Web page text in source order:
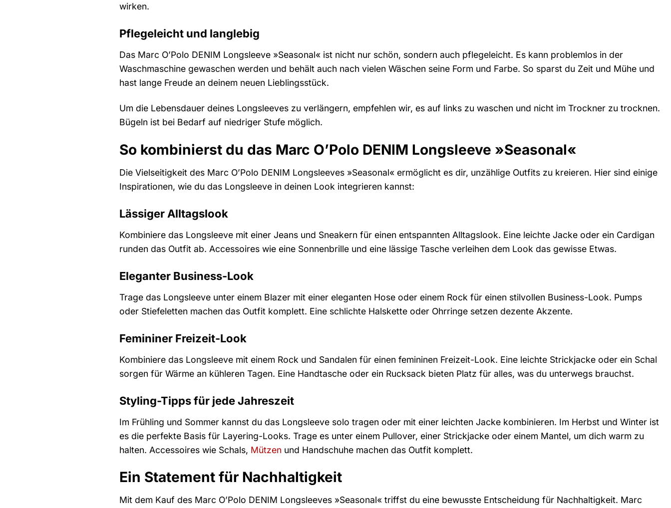
wirken.
Pflegeleicht und langlebig
Das Marc O’Polo DENIM Longsleeve »Seasonal« ist nicht nur schön, sondern auch pflegeleicht. Es kann problemlos in der
Waschmaschine gewaschen werden und behält auch nach vielen Wäschen seine Form und Farbe. So sparst du Zeit und Mühe und
hast lange Freude an deinem neuen Lieblingsstück.
Um die Lebensdauer deines Longsleeves zu verlängern, empfehlen wir, es auf links zu waschen und nicht im Trockner zu trocknen.
Bügeln ist bei Bedarf auf niedriger Stufe möglich.
So kombinierst du das Marc O’Polo DENIM Longsleeve »Seasonal«
Die Vielseitigkeit des Marc O’Polo DENIM Longsleeves »Seasonal« ermöglicht es dir, unzählige Outfits zu kreieren. Hier sind einige
Inspirationen, wie du das Longsleeve in deinen Look integrieren kannst:
Lässiger Alltagslook
Kombiniere das Longsleeve mit einer Jeans und Sneakern für einen entspannten Alltagslook. Eine leichte Jacke oder ein Cardigan
runden das Outfit ab. Accessoires wie eine Sonnenbrille und eine lässige Tasche verleihen dem Look das gewisse Etwas.
Eleganter Business-Look
Trage das Longsleeve unter einem Blazer mit einer eleganten Hose oder einem Rock für einen stilvollen Business-Look. Pumps
oder Stiefeletten machen das Outfit komplett. Eine schlichte Halskette oder Ohrringe setzen dezente Akzente.
Femininer Freizeit-Look
Kombiniere das Longsleeve mit einem Rock und Sandalen für einen femininen Freizeit-Look. Eine leichte Strickjacke oder ein Schal
sorgen für Wärme an kühleren Tagen. Eine Handtasche oder ein Rucksack bieten Platz für alles, was du unterwegs brauchst.
Styling-Tipps für jede Jahreszeit
Im Frühling und Sommer kannst du das Longsleeve solo tragen oder mit einer leichten Jacke kombinieren. Im Herbst und Winter ist
es die perfekte Basis für Layering-Looks. Trage es unter einem Pullover, einer Strickjacke oder einem Mantel, um dich warm zu
halten. Accessoires wie Schals, Mützen und Handschuhe machen das Outfit komplett.
Ein Statement für Nachhaltigkeit
Mit dem Kauf des Marc O’Polo DENIM Longsleeves »Seasonal« triffst du eine bewusste Entscheidung für Nachhaltigkeit. Marc